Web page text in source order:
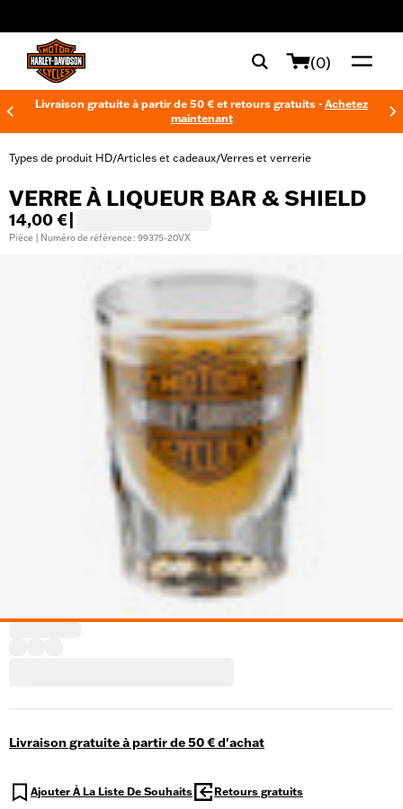
(0)
Livraison gratuite à partir de 50 € et retours gratuits - Achetez
maintenant
Types de produit HD/Articles et cadeaux/Verres et verrerie
VERRE À LIQUEUR BAR & SHIELD
14,00 €
Pièce | Numéro de référence : 99375-20VX
Livraison gratuite à partir de 50 € d'achat
Ajouter À La Liste De Souhaits Retours gratuits